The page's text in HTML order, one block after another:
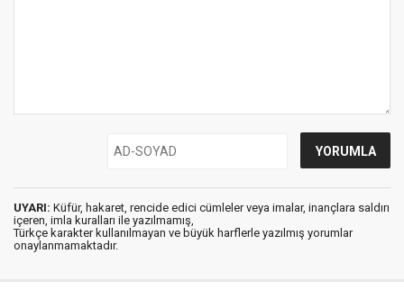
UYARI: Küfür, hakaret, rencide edici cümleler veya imalar, inançlara saldırı
içeren, imla kuralları ile yazılmamış,
Türkçe karakter kullanılmayan ve büyük harflerle yazılmış yorumlar
onaylanmamaktadır.